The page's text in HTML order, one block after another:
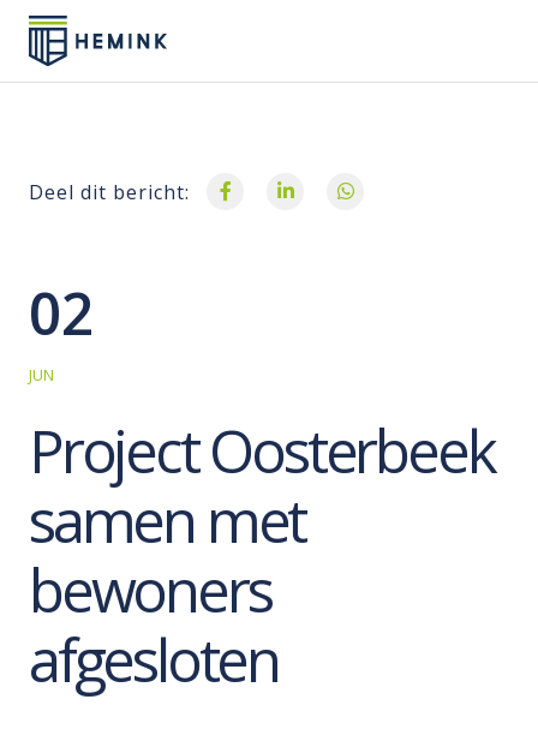
Deel dit bericht:
02
JUN
Project Oosterbeek
samen met
bewoners
afgesloten